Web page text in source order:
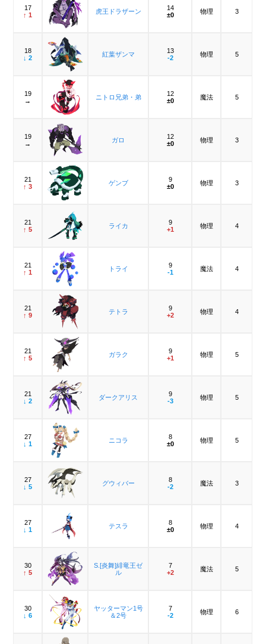
17
↑ 1
虎王ドラザーン
14
±0
物理 3
18
↓ 2
紅葉ザンマ
13
-2
物理 5
19
→
ニトロ兄弟・弟
12
±0
魔法 5
19
→
ガロ
12
±0
物理 3
21
↑ 3
ゲンブ
9
±0
物理 3
21
↑ 5
ライカ
9
+1
物理 4
21
↑ 1
トライ
9
-1
魔法 4
21
↑ 9
テトラ
9
+2
物理 4
21
↑ 5
ガラク
9
+1
物理 5
21
↓ 2
ダークアリス
9
-3
物理 5
27
↓ 1
ニコラ
8
±0
物理 5
27
↓ 5
グウィバー
8
-2
魔法 3
27
↓ 1
テスラ
8
±0
物理 4
30
↑ 5
S.[炎舞]緋竜王ゼ
ル
7
+2
魔法 5
30
↓ 6
ヤッターマン1号
＆2号
7
-2
物理 6